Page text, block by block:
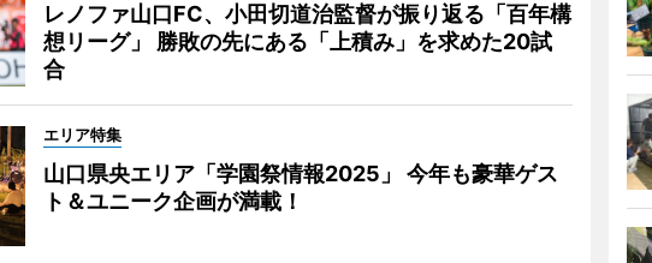
レノファ山口FC、小田切道治監督が振り返る「百年構
想リーグ」 勝敗の先にある「上積み」を求めた20試
合
エリア特集
山口県央エリア「学園祭情報2025」 今年も豪華ゲス
ト＆ユニーク企画が満載！